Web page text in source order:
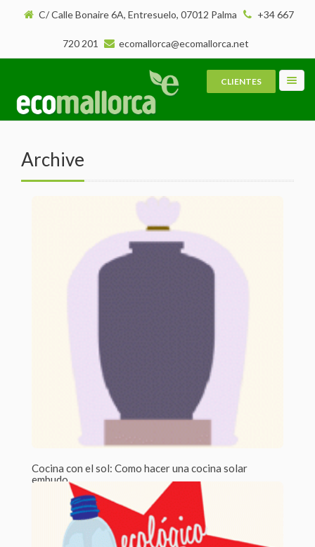
C/ Calle Bonaire 6A, Entresuelo, 07012 Palma +34 667
720 201 ecomallorca@ecomallorca.net
CLIENTES
Archive
Cocina con el sol: Como hacer una cocina solar
embudo
Por Laia Pesas /0 Comments
Recientemente he estado pensando en maneras de ahorrar
energía este verano, y entre ellas,...